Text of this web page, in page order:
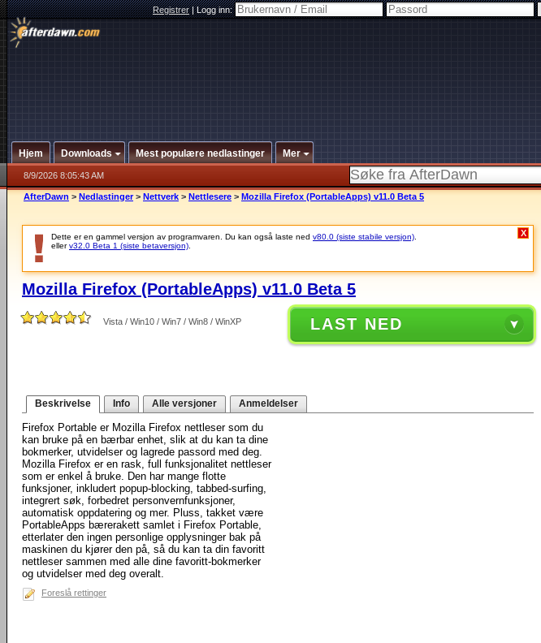
Registrer|Logg inn:
Hjem Downloads Mest populære nedlastinger Mer
8/9/2026 8:05:43 AM
AfterDawn > Nedlastinger > Nettverk > Nettlesere > Mozilla Firefox (PortableApps) v11.0 Beta 5
Dette er en gammel versjon av programvaren. Du kan også laste ned v80.0 (siste stabile versjon)
ellerv32.0 Beta 1 (siste betaversjon)
X
Mozilla Firefox (PortableApps) v11.0 Beta 5
Vista / Win10 / Win7 / Win8 / WinXP LAST NED
Beskrivelse Info Alle versjoner Anmeldelser
Firefox Portable er Mozilla Firefox nettleser som du
kan bruke på en bærbar enhet, slik at du kan ta dine
bokmerker, utvidelser og lagrede passord med deg.
Mozilla Firefox er en rask, full funksjonalitet nettleser
som er enkel å bruke. Den har mange flotte
funksjoner, inkludert popup-blocking, tabbed-surfing,
integrert søk, forbedret personvernfunksjoner,
automatisk oppdatering og mer. Pluss, takket være
PortableApps bærerakett samlet i Firefox Portable,
etterlater den ingen personlige opplysninger bak på
maskinen du kjører den på, så du kan ta din favoritt
nettleser sammen med alle dine favoritt-bokmerker
og utvidelser med deg overalt.
Foreslå rettinger